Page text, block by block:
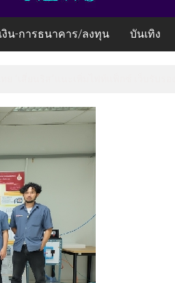
งิน-การธนาคาร/ลงทุน บันเทิง